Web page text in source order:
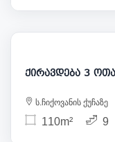
ს.ჩიქოვანის ქუჩაზე
110m² 9